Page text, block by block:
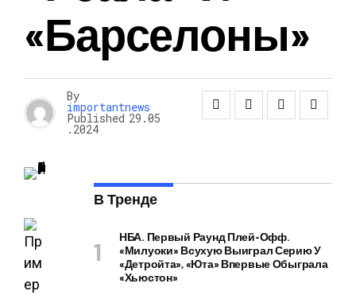
«Барселоны»
By
importantnews
Published 29.05
.2024
В Тренде
НБА. Первый Раунд Плей-Офф.
«Милуоки» Всухую Выиграл Серию У
«Детройта», «Юта» Впервые Обыграла
«Хьюстон»